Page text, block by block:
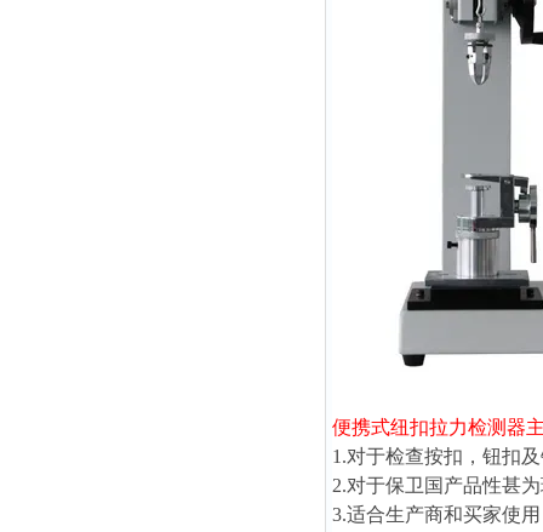
便携式纽扣拉力检测器
1.对于检查按扣，钮扣
2.对于保卫国产品性甚
3.适合生产商和买家使